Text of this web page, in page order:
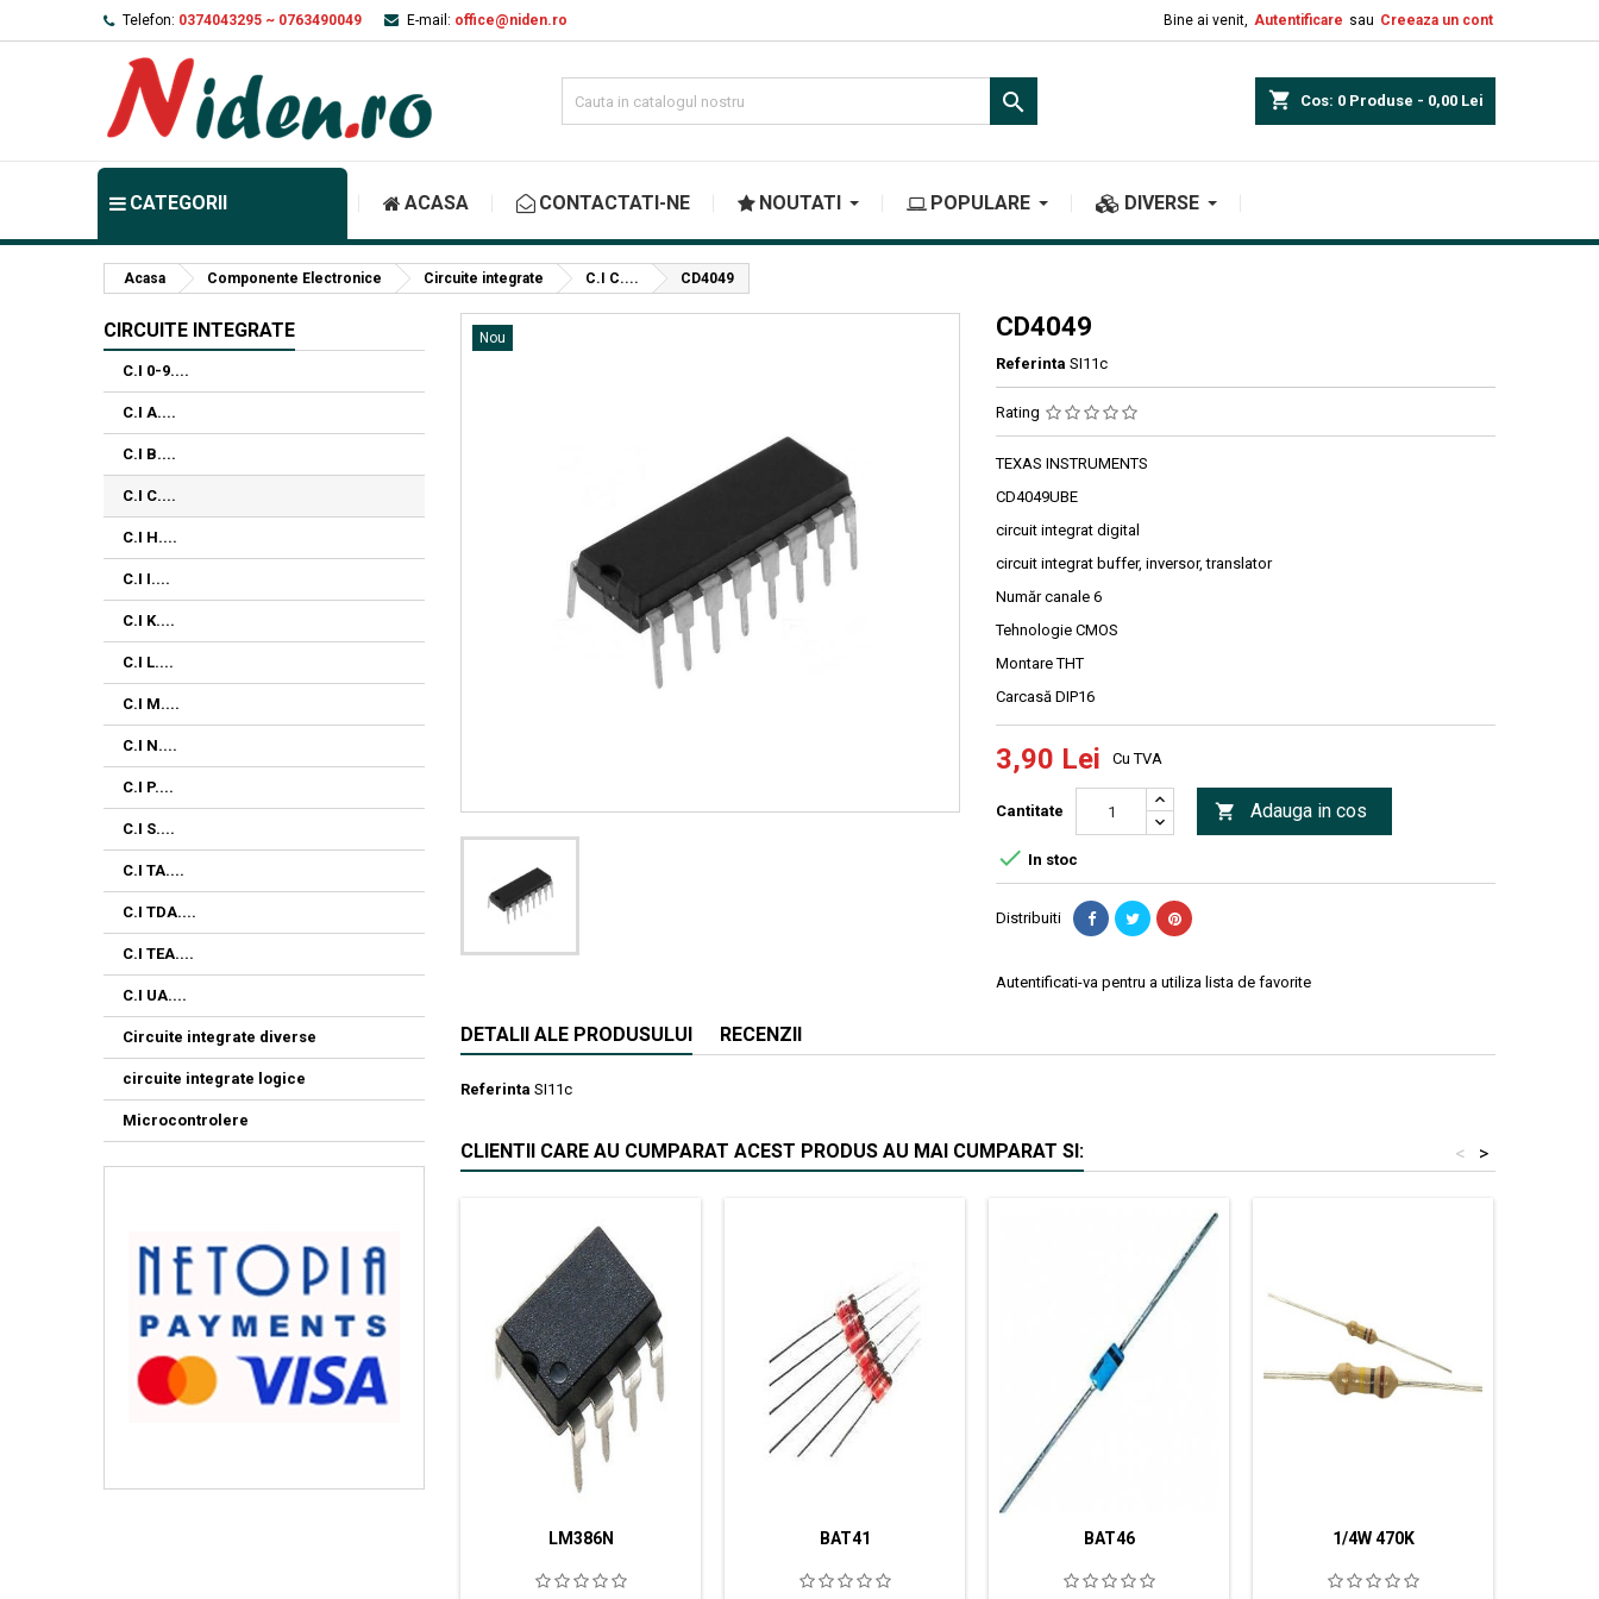
Telefon: 0374043295 ~ 0763490049 E-mail: office@niden.ro Bine ai venit, Autentificare sau Creeaza un cont
shopping_cart Cos: 0 Produse - 0,00 Lei

CATEGORII ACASA CONTACTATI-NE NOUTATI POPULARE DIVERSE
Acasa Componente Electronice Circuite integrate C.I C.... CD4049
CIRCUITE INTEGRATE
C.I 0-9....
C.I A....
C.I B....
C.I C....
C.I H....
C.I I....
C.I K....
C.I L....
C.I M....
C.I N....
C.I P....
C.I S....
C.I TA....
C.I TDA....
C.I TEA....
C.I UA....
Circuite integrate diverse
circuite integrate logice
Microcontrolere
Nou CD4049
Referinta SI11c
Rating
TEXAS INSTRUMENTS
CD4049UBE
circuit integrat digital
circuit integrat buffer, inversor, translator
Număr canale 6
Tehnologie CMOS
Montare THT
Carcasă DIP16
3,90 Lei Cu TVA
Cantitate  Adauga in cos
 In stoc
Distribuiti
Autentificati-va pentru a utiliza lista de favorite
DETALII ALE PRODUSULUI RECENZII
Referinta SI11c
CLIENTII CARE AU CUMPARAT ACEST PRODUS AU MAI CUMPARAT SI: >
<
LM386N BAT41 BAT46 1/4W 470K